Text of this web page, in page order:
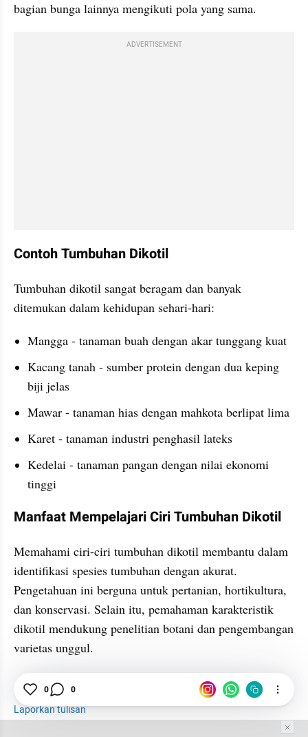
bagian bunga lainnya mengikuti pola yang sama.
ADVERTISEMENT
Contoh Tumbuhan Dikotil
Tumbuhan dikotil sangat beragam dan banyak
ditemukan dalam kehidupan sehari-hari:
Mangga - tanaman buah dengan akar tunggang kuat
Kacang tanah - sumber protein dengan dua keping
biji jelas
Mawar - tanaman hias dengan mahkota berlipat lima
Karet - tanaman industri penghasil lateks
Kedelai - tanaman pangan dengan nilai ekonomi
tinggi
Manfaat Mempelajari Ciri Tumbuhan Dikotil
Memahami ciri-ciri tumbuhan dikotil membantu dalam
identifikasi spesies tumbuhan dengan akurat.
Pengetahuan ini berguna untuk pertanian, hortikultura,
dan konservasi. Selain itu, pemahaman karakteristik
dikotil mendukung penelitian botani dan pengembangan
varietas unggul.
Tumbuhan
Laporkan tulisan
0 0